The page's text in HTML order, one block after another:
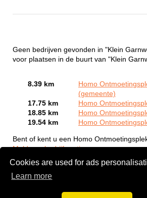
Cookies are used for ads
Learn more
Geen bedrijven gevonden in "Klein
voor plaatsen in de buurt van "Klein
8.39 km
Homo
(gemeente)
17.75 km
Homo
18.85 km
Homo
19.54 km
Homo
Bent of kent u een Homo
Meld een bedrijf gratis aan